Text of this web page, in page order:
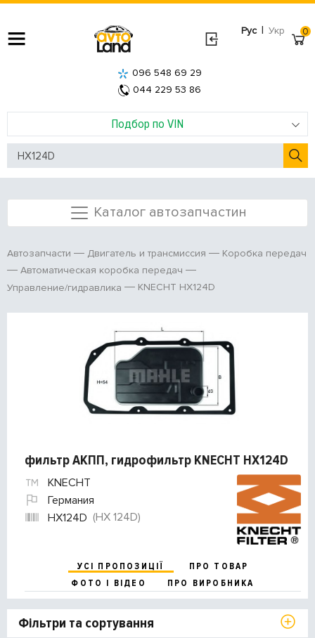
Рус | Укр
Подбор по VIN
096 548 69 29
044 229 53 86
0
Каталог автозапчастин
Автозапчасти Двигатель и трансмиссия
Коробка передач
Автоматическая коробка передач
Управление/гидравлика
KNECHT HX124D
фильтр АКПП, гидрофильтр KNECHT HX124D
KNECHT
Германия
HX124D (HX 124D)
УСІ ПРОПОЗИЦІЇ
ПРО ТОВАР
ФОТО І ВІДЕО
ПРО ВИРОБНИКА
Фільтри та сортування